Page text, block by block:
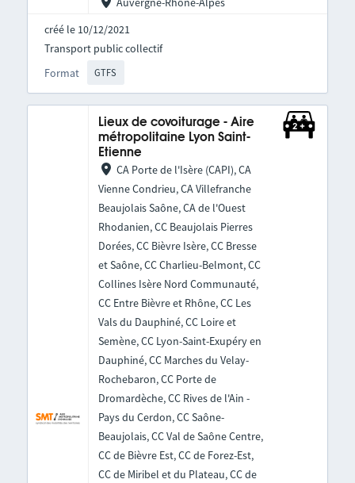
créé le 10/12/2021
Format GTFS
Transport public collectif
Lieux de covoiturage - Aire
métropolitaine Lyon Saint-
Etienne
CA Porte de l'Isère (CAPI), CA
Vienne Condrieu, CA Villefranche
Beaujolais Saône, CA de l'Ouest
Rhodanien, CC Beaujolais Pierres
Dorées, CC Bièvre Isère, CC Bresse
et Saône, CC Charlieu-Belmont, CC
Collines Isère Nord Communauté,
CC Entre Bièvre et Rhône, CC Les
Vals du Dauphiné, CC Loire et
Semène, CC Lyon-Saint-Exupéry en
Dauphiné, CC Marches du Velay-
Rochebaron, CC Porte de
Dromardèche, CC Rives de l'Ain -
Pays du Cerdon, CC Saône-
Beaujolais, CC Val de Saône Centre,
CC de Bièvre Est, CC de Forez-Est,
CC de Miribel et du Plateau, CC de